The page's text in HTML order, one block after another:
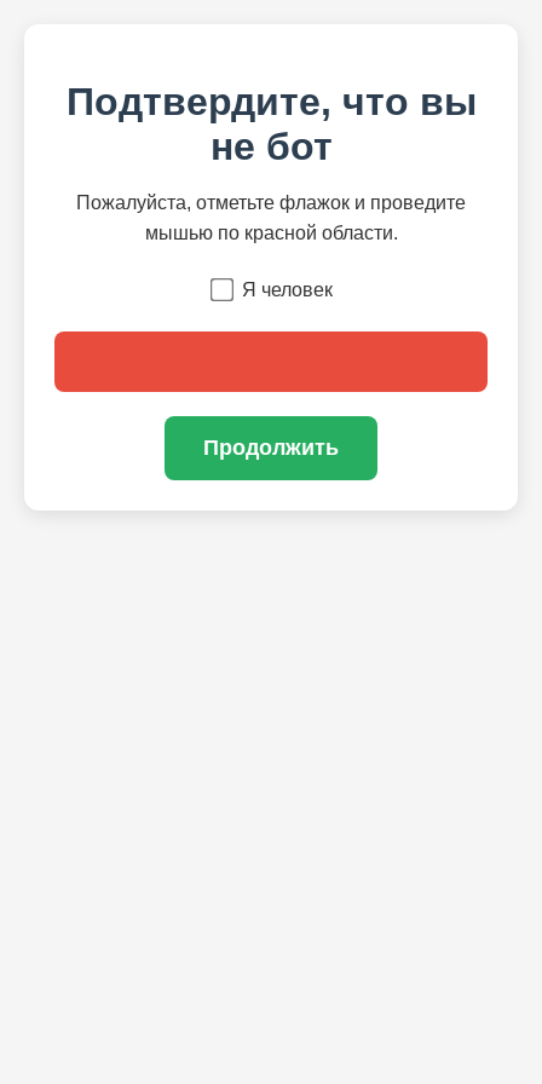
Подтвердите, что вы
не бот
Пожалуйста, отметьте флажок и проведите
мышью по красной области.
Я человек
Продолжить